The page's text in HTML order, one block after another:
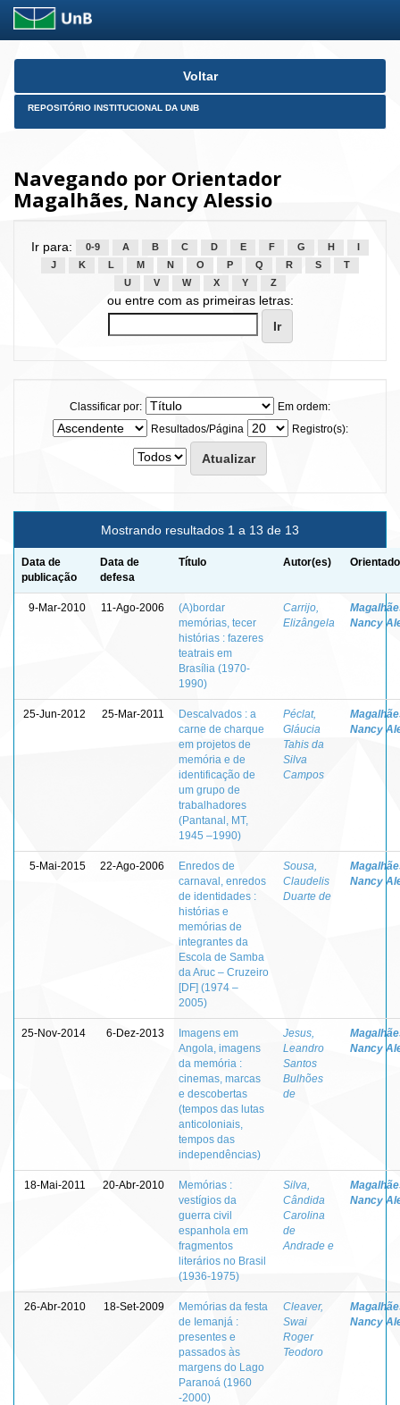
Skip
Voltar
REPOSITÓRIO INSTITUCIONAL DA UNB
Navegando por Orientador
Magalhães, Nancy Alessio
Ir para: 0-9 A B C D E F G H
J
K L M N O P Q R S
T
U
V W X Y Z
ou entre com as primeiras letras:
Classificar por:
Em ordem:
Resultados/Página
Registro(s):
Mostrando resultados 1 a 13 de 13
Data de
publicação
Data de
defesa
Título Autor(es)
9-Mar-2010 11-Ago-2006
(A)bordar
memórias, tecer
histórias : fazeres
teatrais em
Brasília (1970-
1990)
Carrijo,
Elizângela
Nancy
25-Jun-2012 25-Mar-2011
Descalvados : a
carne de charque
em projetos de
memória e de
identificação de
um grupo de
trabalhadores
(Pantanal, MT,
1945 –1990)
Péclat,
Gláucia
Tahis da
Silva
Campos
Nancy
5-Mai-2015 22-Ago-2006
Enredos de
carnaval, enredos
de identidades :
histórias e
memórias de
integrantes da
Escola de Samba
da Aruc – Cruzeiro
[DF] (1974 –
2005)
Sousa,
Claudelis
Duarte de
Nancy
25-Nov-2014 6-Dez-2013
Imagens em
Angola, imagens
da memória :
cinemas, marcas
e descobertas
(tempos das lutas
anticoloniais,
tempos das
independências)
Jesus,
Leandro
Santos
Bulhões
de
Nancy
18-Mai-2011 20-Abr-2010
Memórias :
vestígios da
guerra civil
espanhola em
fragmentos
literários no Brasil
(1936-1975)
Silva,
Cândida
Carolina
de
Andrade e
Nancy
26-Abr-2010 18-Set-2009
Memórias da festa
de Iemanjá :
presentes e
passados às
margens do Lago
Paranoá (1960
-2000)
Cleaver,
Swai
Roger
Teodoro
Nancy